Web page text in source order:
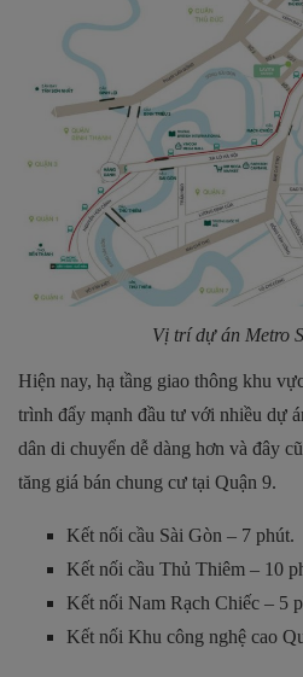
Vị trí dự án Metro
Hiện nay, hạ tầng giao thông khu
trình đẩy mạnh đầu tư với nhiều dự
dân di chuyển dễ dàng hơn và đây
tăng giá bán chung cư tại Quận 9.
Kết nối cầu Sài Gòn – 7 phút.
Kết nối cầu Thủ Thiêm – 10
Kết nối Nam Rạch Chiếc – 5
Kết nối Khu công nghệ cao